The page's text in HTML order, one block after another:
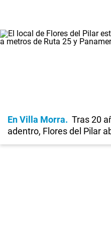
En Villa Morra
Tras 20
adentro, Flores del Pilar